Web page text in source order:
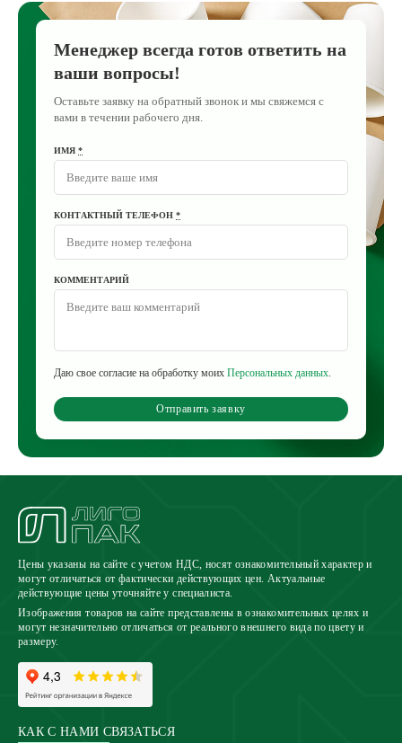
Менеджер всегда готов ответить на
ваши вопросы!
Оставьте заявку на обратный звонок и мы свяжемся с
вами в течении рабочего дня.
ИМЯ *
КОНТАКТНЫЙ ТЕЛЕФОН *
КОММЕНТАРИЙ
Даю свое согласие на обработку моих Персональных данных
Отправить заявку
Цены указаны на сайте с учетом НДС, носят ознакомительный характер и
могут отличаться от фактически действующих цен. Актуальные
действующие цены уточняйте у специалиста.
Изображения товаров на сайте представлены в ознакомительных целях и
могут незначительно отличаться от реального внешнего вида по цвету и
размеру.
КАК С НАМИ СВЯЗАТЬСЯ